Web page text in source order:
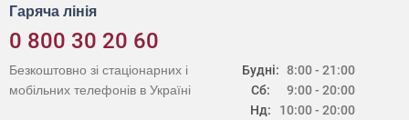
Гаряча лінія
0 800 30 20 60
Будні:
Сб:
Нд:
8:00 - 21:00
9:00 - 20:00
10:00 - 20:00
Безкоштовно зі стаціонарних і
мобільних телефонів в Україні